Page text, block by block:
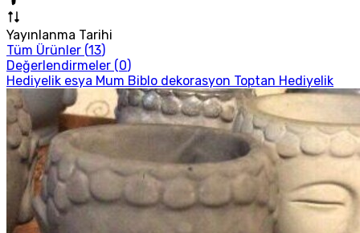
Yayınlanma Tarihi
Tüm Ürünler (13)
Değerlendirmeler (0)
Hediyelik esya Mum Biblo dekorasyon Toptan Hediyelik